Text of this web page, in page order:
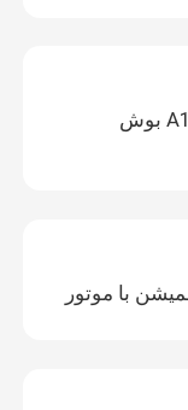
مونتاژ پمپ اصلی هیدرولیک A10VSO28 بوش
با موتور